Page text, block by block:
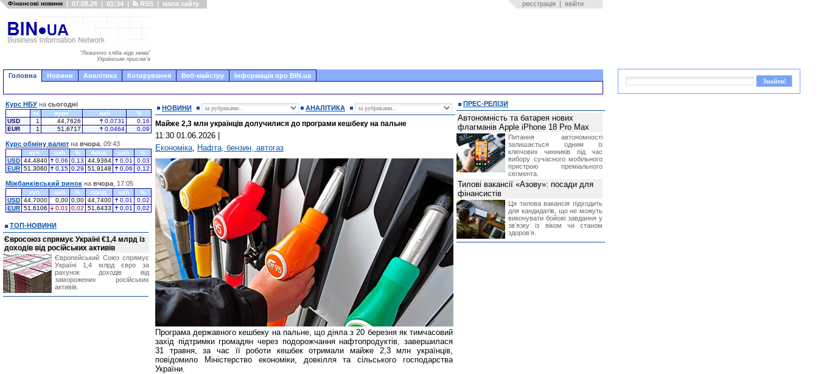
Фінансові новини | 07.08.26 | 01:34 | RSS | мапа сайту реєстрація | ввійти
"Лежачого хліба ніде нема"
Українське прислів'я
Головна Новини Аналітика Котирування Веб-майстру Інформація про BIN.ua
НОВИНИ АНАЛІТИКА
Майже 2,3 млн українців долучилися до програми кешбеку на пальне
11:30 01.06.2026
Економіка, Нафта, бензин, автогаз
Програма державного кешбеку на пальне, що діяла з 20 березня як тимчасовий
захід підтримки громадян через подорожчання нафтопродуктів, завершилася
31 травня, за час її роботи кешбек отримали майже 2,3 млн українців,
повідомило Міністерство економіки, довкілля та сільського господарства
України.
Курс НБУ на сьогодні
за курс uah
%
USD
1 44,7626 0,0731
0,16
EUR
1 51,6717 0,0464 0,09
Курс обміну валют на вчора , 09:43
куп. uah % прод. uah
%
USD 44,4840 0,06 0,13 44,9364 0,01
0,03
EUR 51,3060 0,15 0,29 51,9148 0,06 0,12
Міжбанківський ринок на вчора , 17:05
куп. uah % прод. uah
%
USD 44,7000 0,00 0,00 44,7400 0,01
0,02
EUR 51,6106 0,01 0,02 51,6433 0,01 0,02
ТОП-НОВИНИ
Євросоюз спрямує Україні €1,4 млрд із
доходів від російських активів
Європейський Союз спрямує
Україні 1,4 млрд євро за
рахунок доходів від
заморожених російських
активів.
ПРЕС-РЕЛІЗИ
Автономність та батарея нових
флагманів Apple iPhone 18 Pro Max
Питання автономності
залишається одним із
ключових чинників під час
вибору сучасного мобільного
пристрою преміального
сегмента.
Тилові вакансії «Азову»: посади для
фінансистів
Ця тилова вакансія підходить
для кандидатів, що не можуть
виконувати бойові завдання у
звʼязку із віком чи станом
здоровʼя.